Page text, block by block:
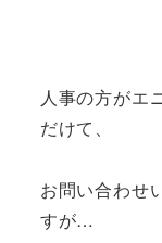
人事の方がエ
だけて、
お問い合わせ
すが…